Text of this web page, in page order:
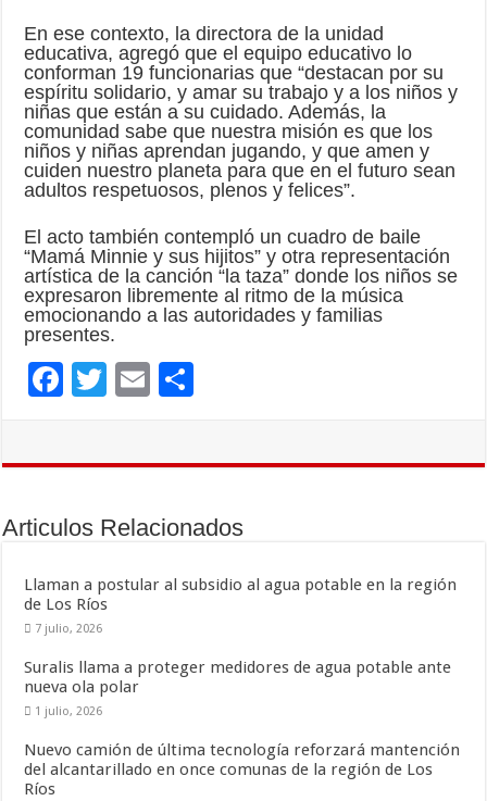
En ese contexto, la directora de la unidad
educativa, agregó que el equipo educativo lo
conforman 19 funcionarias que “destacan por su
espíritu solidario, y amar su trabajo y a los niños y
niñas que están a su cuidado. Además, la
comunidad sabe que nuestra misión es que los
niños y niñas aprendan jugando, y que amen y
cuiden nuestro planeta para que en el futuro sean
adultos respetuosos, plenos y felices”.
El acto también contempló un cuadro de baile
“Mamá Minnie y sus hijitos” y otra representación
artística de la canción “la taza” donde los niños se
expresaron libremente al ritmo de la música
emocionando a las autoridades y familias
presentes.
F
o
k
T
E
ar
r
Articulos Relacionados
Llaman a postular al subsidio al agua potable en la región
de Los Ríos
7 julio, 2026
Suralis llama a proteger medidores de agua potable ante
nueva ola polar
1 julio, 2026
Nuevo camión de última tecnología reforzará mantención
del alcantarillado en once comunas de la región de Los
Ríos